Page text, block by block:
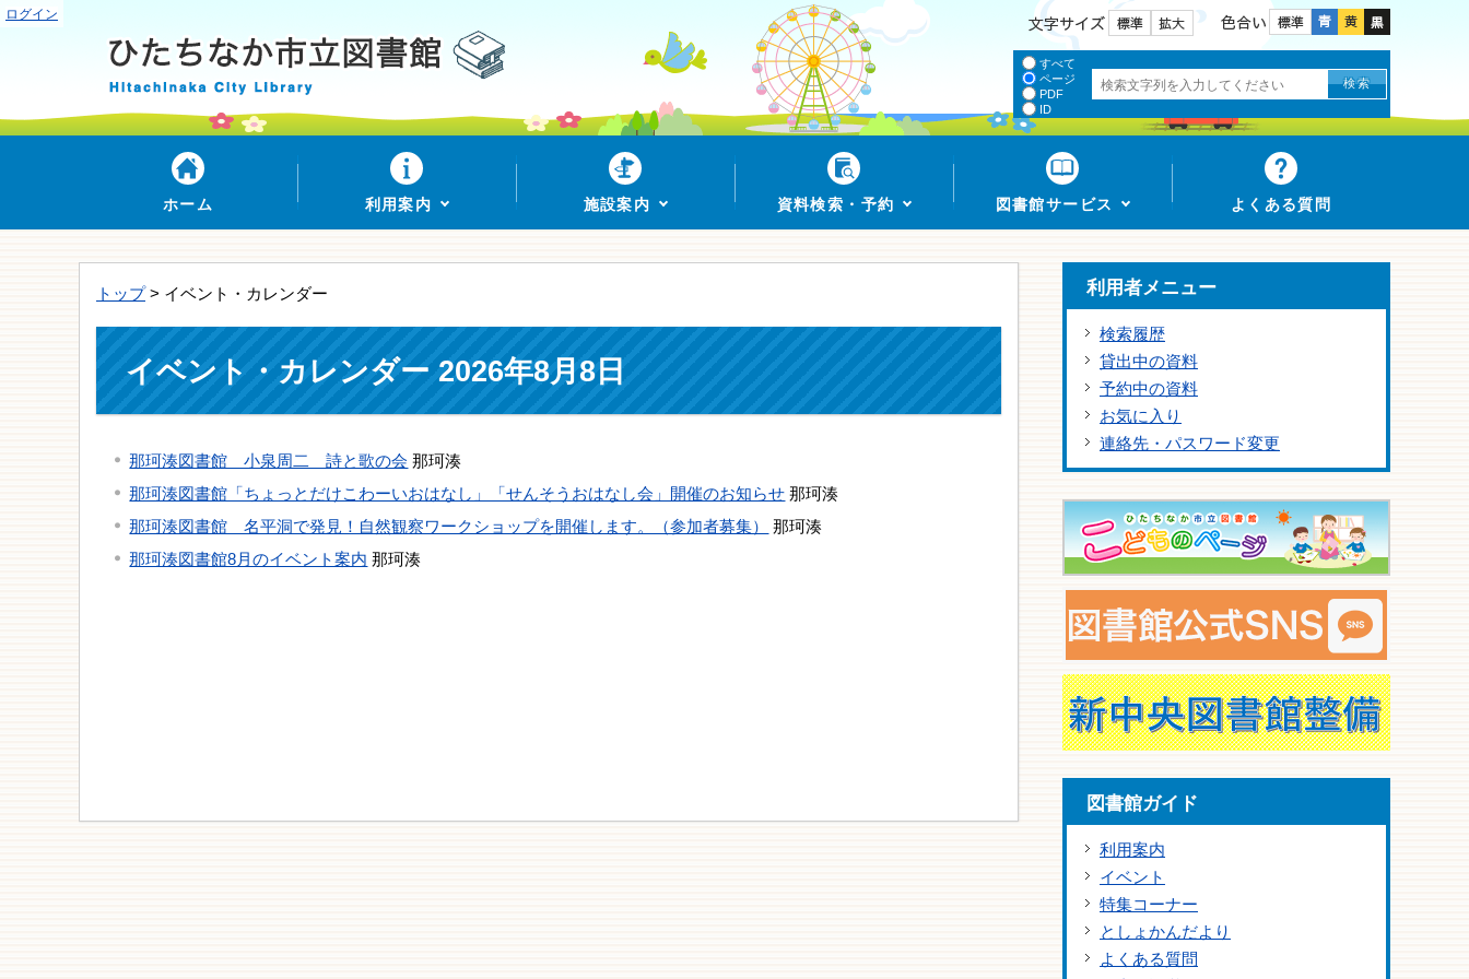
色合い
文字サイズ
ログイン
すべて
ページ
PDF
ID
ホーム 利用案内 施設案内 資料検索・予約 図書館サービス よくある質問
トップ> イベント・カレンダー
イベント・カレンダー 2026年8月8日
那珂湊図書館 小泉周二 詩と歌の会 那珂湊
那珂湊図書館「ちょっとだけこわーいおはなし」「せんそうおはなし会」開催のお知らせ 那珂湊
那珂湊図書館 名平洞で発見！自然観察ワークショップを開催します。（参加者募集）
那珂湊
那珂湊図書館8月のイベント案内 那珂湊
利用者メニュー
検索履歴
貸出中の資料
予約中の資料
お気に入り
連絡先・パスワード変更
図書館ガイド
利用案内
イベント
特集コーナー
としょかんだより
よくある質問